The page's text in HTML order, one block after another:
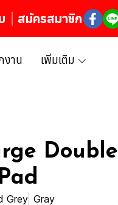
สมัครสมาชิก
งาน เพิ่มเติม
Double
Grey Gray